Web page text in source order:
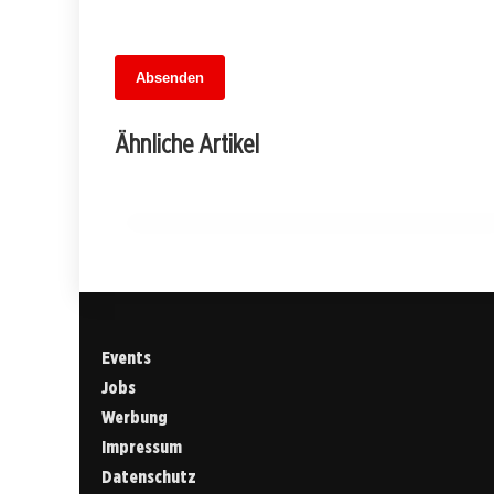
Absenden
Ähnliche Artikel
MuseumsMeileMitte: Berlins neues
kulturelles Herz schlägt am
Events
Jobs
Werbung
Impressum
Datenschutz